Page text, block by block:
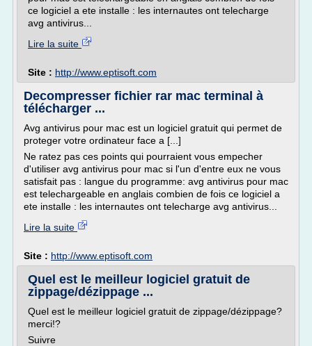
ce logiciel a ete installe : les internautes ont telecharge
avg antivirus...
Lire la suite
Site : http://www.eptisoft.com
Decompresser fichier rar mac terminal à
télécharger ...
Avg antivirus pour mac est un logiciel gratuit qui permet de
proteger votre ordinateur face a [...]
Ne ratez pas ces points qui pourraient vous empecher
d'utiliser avg antivirus pour mac si l'un d'entre eux ne vous
satisfait pas : langue du programme: avg antivirus pour mac
est telechargeable en anglais combien de fois ce logiciel a
ete installe : les internautes ont telecharge avg antivirus...
Lire la suite
Site : http://www.eptisoft.com
Quel est le meilleur logiciel gratuit de
zippage/dézippage ...
Quel est le meilleur logiciel gratuit de zippage/dézippage?
merci!?
Suivre